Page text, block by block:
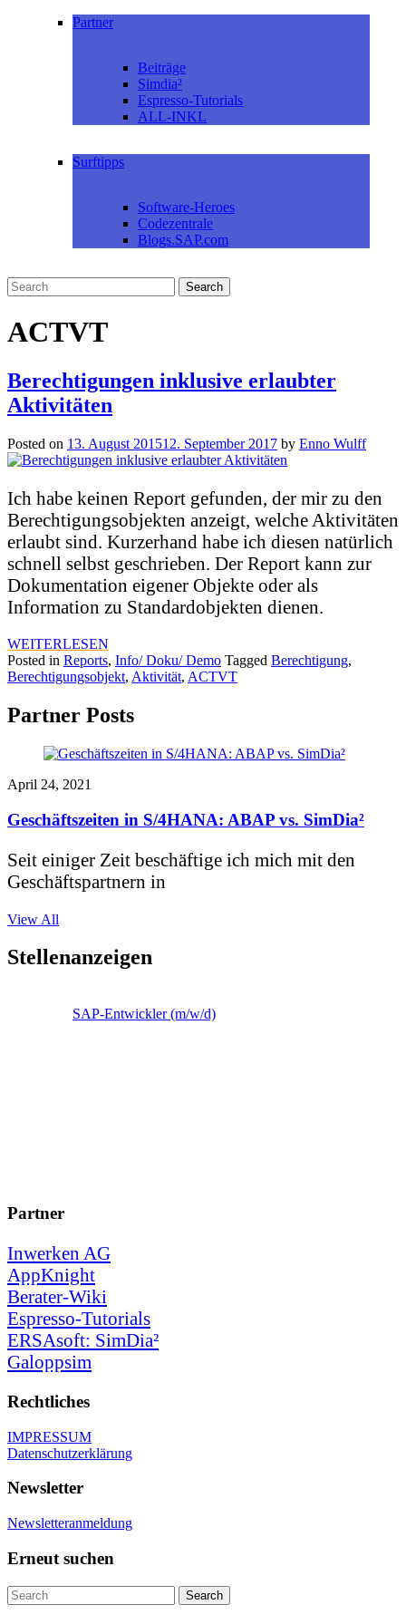
Partner
Beiträge
Simdia²
Espresso-Tutorials
ALL-INKL
Surftipps
Software-Heroes
Codezentrale
Blogs.SAP.com
ACTVT
Berechtigungen inklusive erlaubter
Aktivitäten
Posted on 13. August 201512. September 2017 by Enno Wulff
Ich habe keinen Report gefunden, der mir zu den
Berechtigungsobjekten anzeigt, welche Aktivitäten
erlaubt sind. Kurzerhand habe ich diesen natürlich
schnell selbst geschrieben. Der Report kann zur
Dokumentation eigener Objekte oder als
Information zu Standardobjekten dienen.
WEITERLESEN
Posted in Reports, Info/ Doku/ Demo Tagged Berechtigung,
Berechtigungsobjekt, Aktivität, ACTVT
Partner Posts
April 24, 2021
Geschäftszeiten in S/4HANA: ABAP vs. SimDia²
Seit einiger Zeit beschäftige ich mich mit den
Geschäftspartnern in
View All
Stellenanzeigen
SAP-Entwickler (m/w/d)
Partner
Inwerken AG
AppKnight
Berater-Wiki
Espresso-Tutorials
ERSAsoft: SimDia²
Galoppsim
Rechtliches
IMPRESSUM
Datenschutzerklärung
Newsletter
Newsletteranmeldung
Erneut suchen